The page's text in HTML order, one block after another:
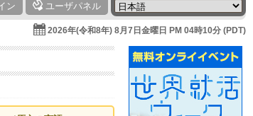
ン ユーザパネル
2026年(令和8年) 8月7日金曜日 PM 04時10分 (PDT)